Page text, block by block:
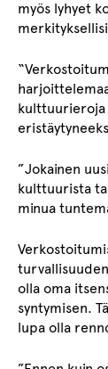
myös lyhyet
kulttuurieroja
”Jokainen
kulttuurista
minua
olla oma
syntymisen.
lupa olla